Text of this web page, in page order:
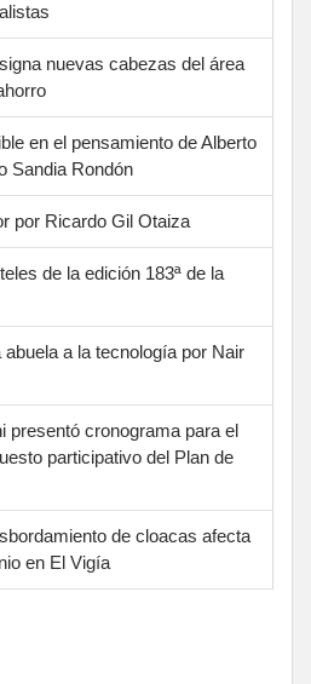
nuevas cabezas del área
en el pensamiento de Alberto
Sandia Rondón
por Ricardo Gil Otaiza
de la edición 183ª de la
a la tecnología por Nair
presentó cronograma para el
participativo del Plan de
de cloacas afecta
en El Vigía